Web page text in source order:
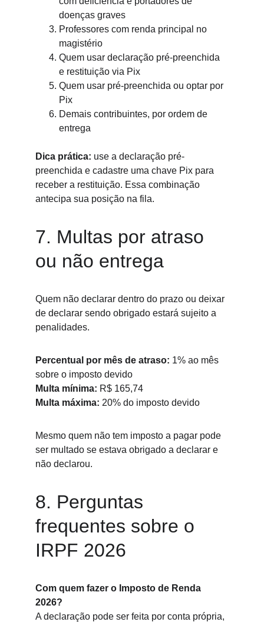
doenças graves
Professores com renda principal no
magistério
Quem usar declaração pré-preenchida
e restituição via Pix
Quem usar pré-preenchida ou optar por
Pix
Demais contribuintes, por ordem de
entrega
Dica prática: use a declaração pré-
preenchida e cadastre uma chave Pix para
receber a restituição. Essa combinação
antecipa sua posição na fila.
7. Multas por atraso
ou não entrega
Quem não declarar dentro do prazo ou deixar
de declarar sendo obrigado estará sujeito a
penalidades.
Percentual por mês de atraso: 1% ao mês
sobre o imposto devido
Multa mínima: R$ 165,74
Multa máxima: 20% do imposto devido
Mesmo quem não tem imposto a pagar pode
ser multado se estava obrigado a declarar e
não declarou.
8. Perguntas
frequentes sobre o
IRPF 2026
Com quem fazer o Imposto de Renda
2026?
A declaração pode ser feita por conta própria,